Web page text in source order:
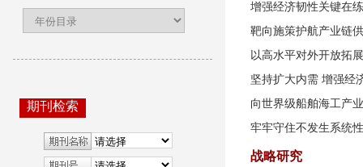
期刊检索
增强经济韧性关键在
靶向施策护航产业链
以高水平对外开放拓
坚持扩大内需 增强经
向世界级船舶海工产
牢牢守住不发生系统
战略研究